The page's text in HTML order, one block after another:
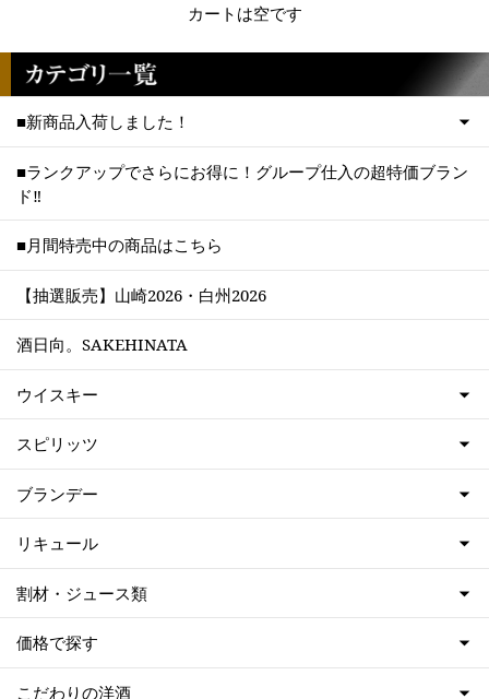
カートは空です
■新商品入荷しました！
■ランクアップでさらにお得に！グループ仕入の超特価ブラン
ド‼
■月間特売中の商品はこちら
【抽選販売】山崎2026・白州2026
酒日向。SAKEHINATA
ウイスキー
スピリッツ
ブランデー
リキュール
割材・ジュース類
価格で探す
こだわりの洋酒